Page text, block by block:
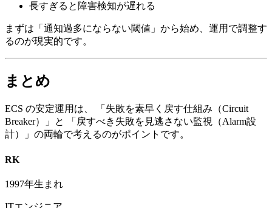
長すぎると障害検知が遅れる
まずは「通知過多にならない閾値」から始め、運用で調整す
るのが現実的です。
まとめ
ECS の安定運用は、 「失敗を素早く戻す仕組み（Circuit
Breaker）」と 「戻すべき失敗を見逃さない監視（Alarm設
計）」の両輪で考えるのがポイントです。
RK
1997年生まれ